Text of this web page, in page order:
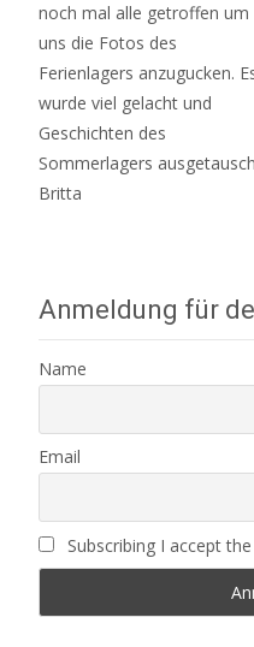
noch mal alle getroffen um
uns die Fotos des
Ferienlagers anzugucken.
wurde viel gelacht und
Geschichten des
Sommerlagers
Britta
Anmeldung für
Name
Email
Subscribing I accept